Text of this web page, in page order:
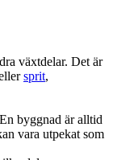
växtdelar. Det är
sprit,
byggnad är alltid
vara utpekat som